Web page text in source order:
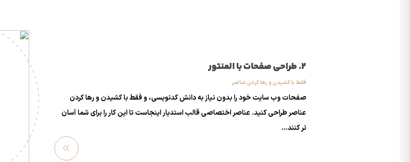
2. طراحی صفحات با المنتور
فقط با کشیدن و رها کردن عناصر
صفحات وب سایت خود را بدون نیاز به دانش کدنویسی، و فقط با کشیدن و رها کردن
عناصر طراحی کنید. عناصر اختصاصی قالب استدیار اینجاست تا این کار را برای شما آسان
تر کنند...